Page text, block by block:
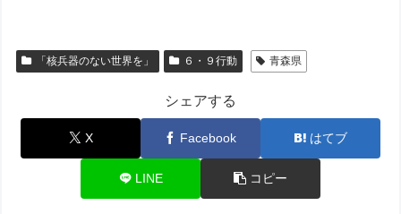
「核兵器のない世界を」 ６・９行動 青森県
シェアする
X Facebook はてブ
LINE コピー